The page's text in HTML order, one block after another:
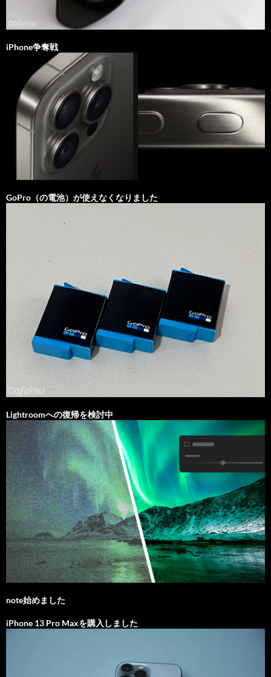
iPhone争奪戦
GoPro（の電池）が使えなくなりました
Lightroomへの復帰を検討中
note始めました
iPhone 13 Pro Maxを購入しました